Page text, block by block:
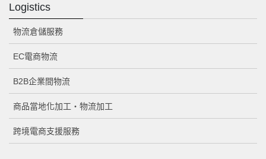
Logistics
物流倉儲服務
EC電商物流
B2B企業間物流
商品當地化加工・物流加工
跨境電商支援服務